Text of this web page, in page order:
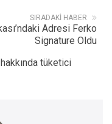
SIRADAKI HABER
Adresi Ferko
Signature Oldu
tüketici